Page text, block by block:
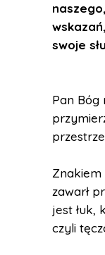
swoje
Pan Bóg
Znakiem
zawarł
jest łuk,
czyli